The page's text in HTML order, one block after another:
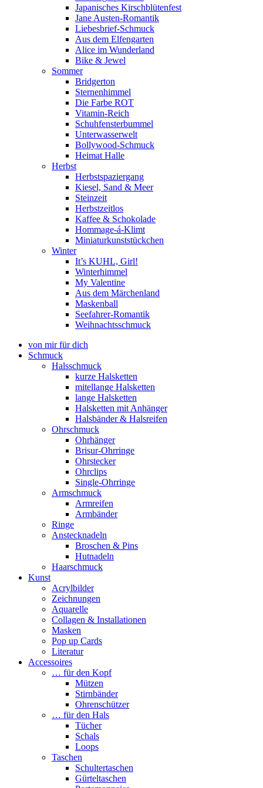
Japanisches Kirschblütenfest
Jane Austen-Romantik
Liebesbrief-Schmuck
Aus dem Elfengarten
Alice im Wunderland
Bike & Jewel
Sommer
Bridgerton
Sternenhimmel
Die Farbe ROT
Vitamin-Reich
Schuhfensterbummel
Unterwasserwelt
Bollywood-Schmuck
Heimat Halle
Herbst
Herbstspaziergang
Kiesel, Sand & Meer
Steinzeit
Herbstzeitlos
Kaffee & Schokolade
Hommage-á-Klimt
Miniaturkunststückchen
Winter
It’s KUHL, Girl!
Winterhimmel
My Valentine
Aus dem Märchenland
Maskenball
Seefahrer-Romantik
Weihnachtsschmuck
von mir für dich
Schmuck
Halsschmuck
kurze Halsketten
mitellange Halsketten
lange Halsketten
Halsketten mit Anhänger
Halsbänder & Halsreifen
Ohrschmuck
Ohrhänger
Brisur-Ohrringe
Ohrstecker
Ohrclips
Single-Ohrringe
Armschmuck
Armreifen
Armbänder
Ringe
Anstecknadeln
Broschen & Pins
Hutnadeln
Haarschmuck
Kunst
Acrylbilder
Zeichnungen
Aquarelle
Collagen & Installationen
Masken
Pop up Cards
Literatur
Accessoires
… für den Kopf
Mützen
Stirnbänder
Ohrenschützer
… für den Hals
Tücher
Schals
Loops
Taschen
Schultertaschen
Gürteltaschen